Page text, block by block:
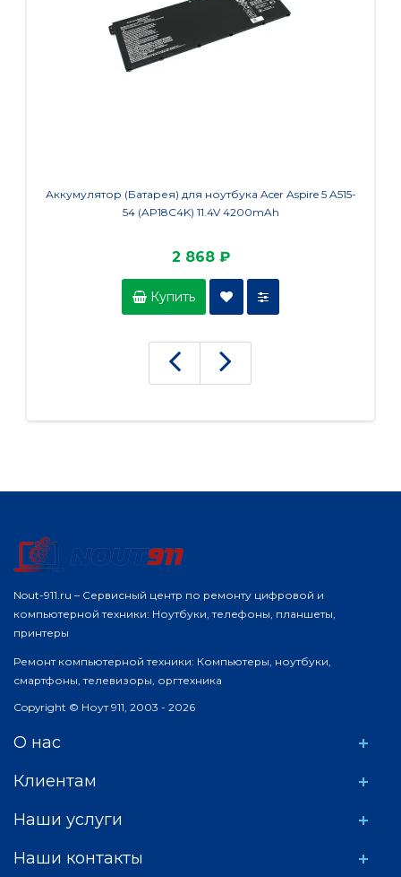
Аккумулятор (Батарея) для ноутбука Acer Aspire 5 A515-
54 (AP18C4K) 11.4V 4200mAh
2 868 ₽
Купить
Nout-911.ru – Сервисный центр по ремонту цифровой и
компьютерной техники: Ноутбуки, телефоны, планшеты,
принтеры
Ремонт компьютерной техники: Компьютеры, ноутбуки,
смартфоны, телевизоры, оргтехника
Copyright © Ноут 911, 2003 - 2026
О нас
Клиентам
Наши услуги
Наши контакты